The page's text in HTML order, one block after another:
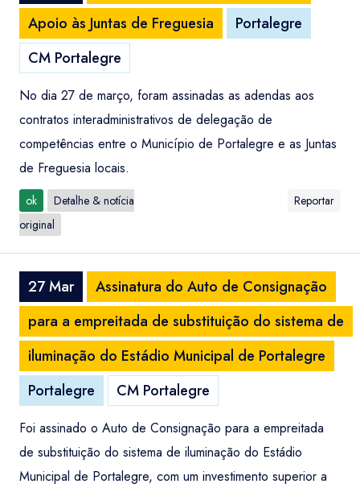
Apoio às Juntas de Freguesia
Portalegre
CM Portalegre
No dia 27 de março, foram assinadas as adendas aos
contratos interadministrativos de delegação de
competências entre o Município de Portalegre e as Juntas
de Freguesia locais.
ok
Detalhe & notícia
original
Reportar
27 Mar
Assinatura do Auto de Consignação
para a empreitada de substituição do sistema de
iluminação do Estádio Municipal de Portalegre
Portalegre
CM Portalegre
Foi assinado o Auto de Consignação para a empreitada
de substituição do sistema de iluminação do Estádio
Municipal de Portalegre, com um investimento superior a